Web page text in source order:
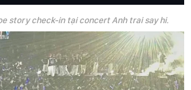
story check-in tại concert Anh trai say hi.